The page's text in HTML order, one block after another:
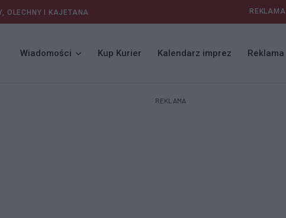
OLECHNY I KAJETANA REKLAMA
Wiadomości Kup Kurier Kalendarz imprez Reklama
REKLAMA